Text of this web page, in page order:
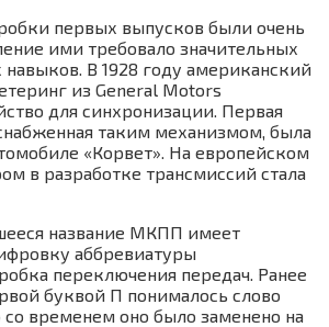
первых выпусков были очень
ими требовало значительных
В 1928 году американский
из General Motors
для синхронизации. Первая
таким механизмом, была
«Корвет». На европейском
в разработке трансмиссий стала
название МКПП имеет
аббревиатуры
переключения передач. Ранее
буквой П понималось слово
временем оно было заменено на